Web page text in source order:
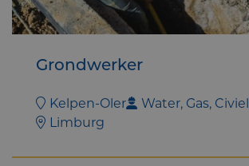
Grondwerker
Kelpen-Oler Water, Gas, Civiel
Limburg